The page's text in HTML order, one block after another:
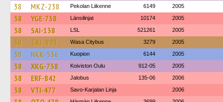
38 MKZ-238 Pekolan Liikenne 6149 2005
38 YGE-738 Länsilinjat 10174 2005
38 SAI-138 LSL 521261 2005
38 TKI-893 Wasa Citybus 3279 2005
38 NKK-536 Kuopion 6144 2005
38 XKG-738 Koiviston Oulu 912-05 2005
38 ERF-842 Jalobus 135-06 2006
38 VTI-477 Savo-Karjalan Linja 2006